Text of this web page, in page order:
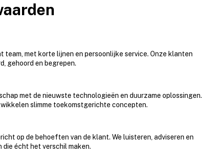
team, met korte lijnen en persoonlijke service. Onze klanten
gehoord en begrepen.
met de nieuwste technologieën en duurzame oplossingen.
slimme toekomstgerichte concepten.
op de behoeften van de klant. We luisteren, adviseren en
die écht het verschil maken.